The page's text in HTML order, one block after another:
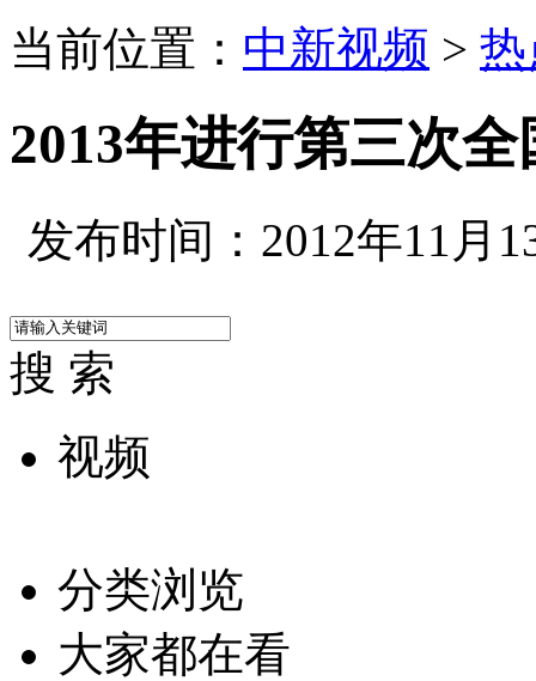
当前位置： 中新视频 >
2013年进行第三次
发布时间：2012年11月
搜 索
视频
分类浏览
大家都在看